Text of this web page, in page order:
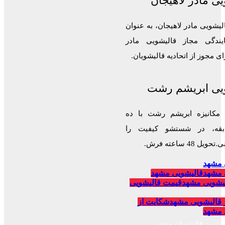
مادر لاهیجان، به عنوان
مجاز قالیشویی مادر
مجوز از اتحادیه قالیشویان.
ابریشم رشت
مکانیزه ابریشم رشت با ده
در شستشو کیفیت را
48 ساعته فرش.
مشهد
مشهدقالیشویی مشهد
مشهدقیمت قالیشویی
قالیشویی مشهدشکایت از
مشهد